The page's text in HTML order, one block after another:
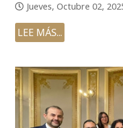
Jueves, Octubre 02,
LEE MÁS...